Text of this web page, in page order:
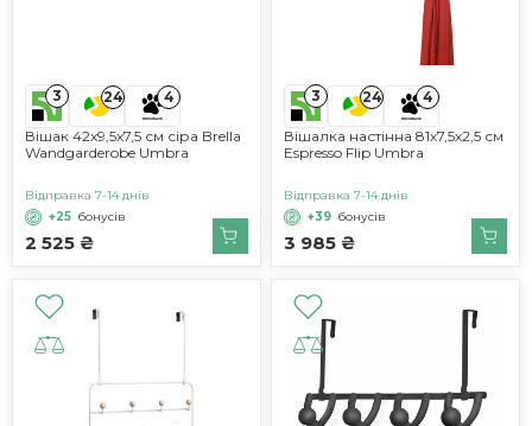
3 24 4
Вішак 42x9,5x7,5 см сіра Brella
Wandgarderobe Umbra
2 525 ₴
Відправка 7-14 днів
+25 бонусів
3 24 4
Вішалка настінна 81х7,5х2,5 см
Espresso Flip Umbra
3 985 ₴
Відправка 7-14 днів
+39 бонусів